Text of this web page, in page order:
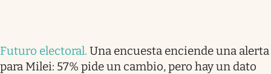
Futuro electoral. Una encuesta enciende una alerta
para Milei: 57% pide un cambio, pero hay un dato